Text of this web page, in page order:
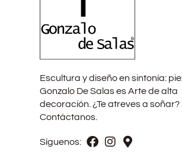
Escultura y diseño en sintonía:
Gonzalo De Salas es Arte de alta
decoración. ¿Te atreves a soñar?
Contáctanos.
Síguenos: